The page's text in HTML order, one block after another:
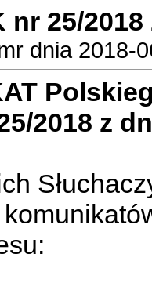
25/2018
dnia 2018-
2018 z